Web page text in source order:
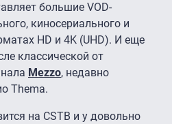
большие VOD-
киносериального и
HD и 4K (UHD). И еще
классической от
Mezzo, недавно
Thema.
на CSTB и у довольно